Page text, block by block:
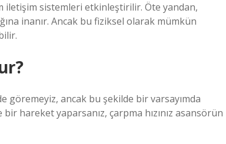
iletişim sistemleri etkinleştirilir. Öte yandan,
inanır. Ancak bu fiziksel olarak mümkün
göremeyiz, ancak bu şekilde bir varsayımda
hareket yaparsanız, çarpma hızınız asansörün